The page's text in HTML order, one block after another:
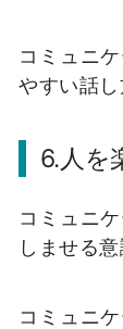
コミュニ
やすい話し
6.人を
コミュニ
しませる
コミュニ